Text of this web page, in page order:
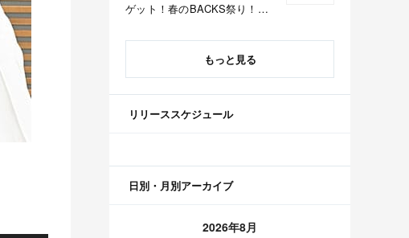
ゲット！春のBACKS祭り！
京】
もっと見る
リリーススケジュール
日別・月別アーカイブ
2026年8月